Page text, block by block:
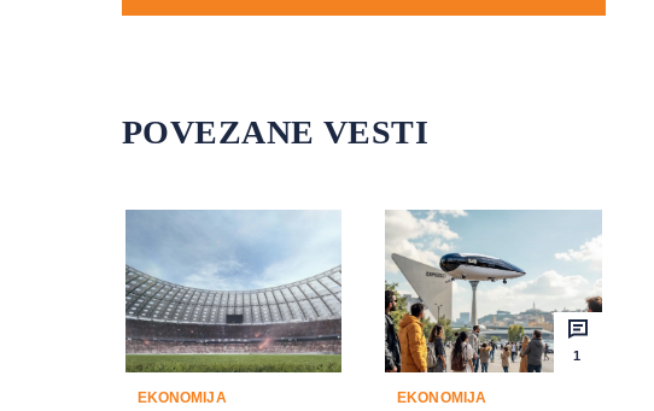
POVEZANE VESTI
EKONOMIJA
1
EKONOMIJA